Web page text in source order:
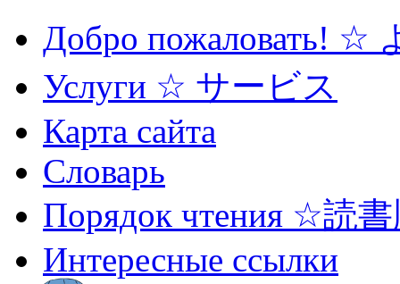
Добро пожаловать! ☆
Услуги ☆ サービス
Карта сайта
Словарь
Порядок чтения ☆読
Интересные ссылки